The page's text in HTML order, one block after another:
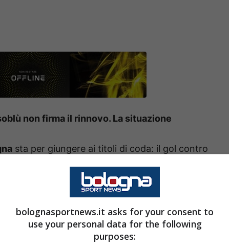
non firma il rinnovo. La situazione
sta per giungere ai titoli di coda: il gol contro
del classe 2003, ma al contrario diventa il
inverso, come ampiamente ribadito, è
2001.
di questa sessione di calciomercato del
giorni scorsi. Tuttavia a tenere banco è anche
bolognasportnews.it asks for your consent to
use your personal data for the following
purposes: